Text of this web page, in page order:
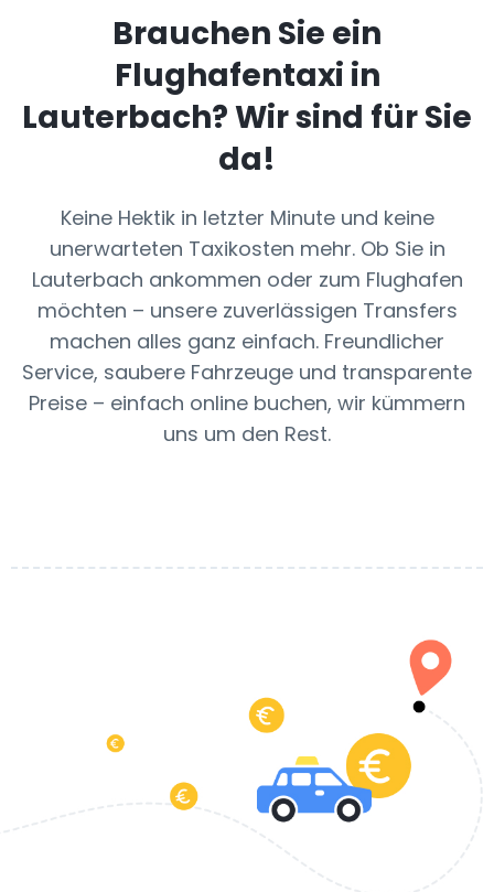
Brauchen Sie ein
Flughafentaxi in
Lauterbach? Wir sind für Sie
da!
Keine Hektik in letzter Minute und keine
unerwarteten Taxikosten mehr. Ob Sie in
Lauterbach ankommen oder zum Flughafen
möchten – unsere zuverlässigen Transfers
machen alles ganz einfach. Freundlicher
Service, saubere Fahrzeuge und transparente
Preise – einfach online buchen, wir kümmern
uns um den Rest.